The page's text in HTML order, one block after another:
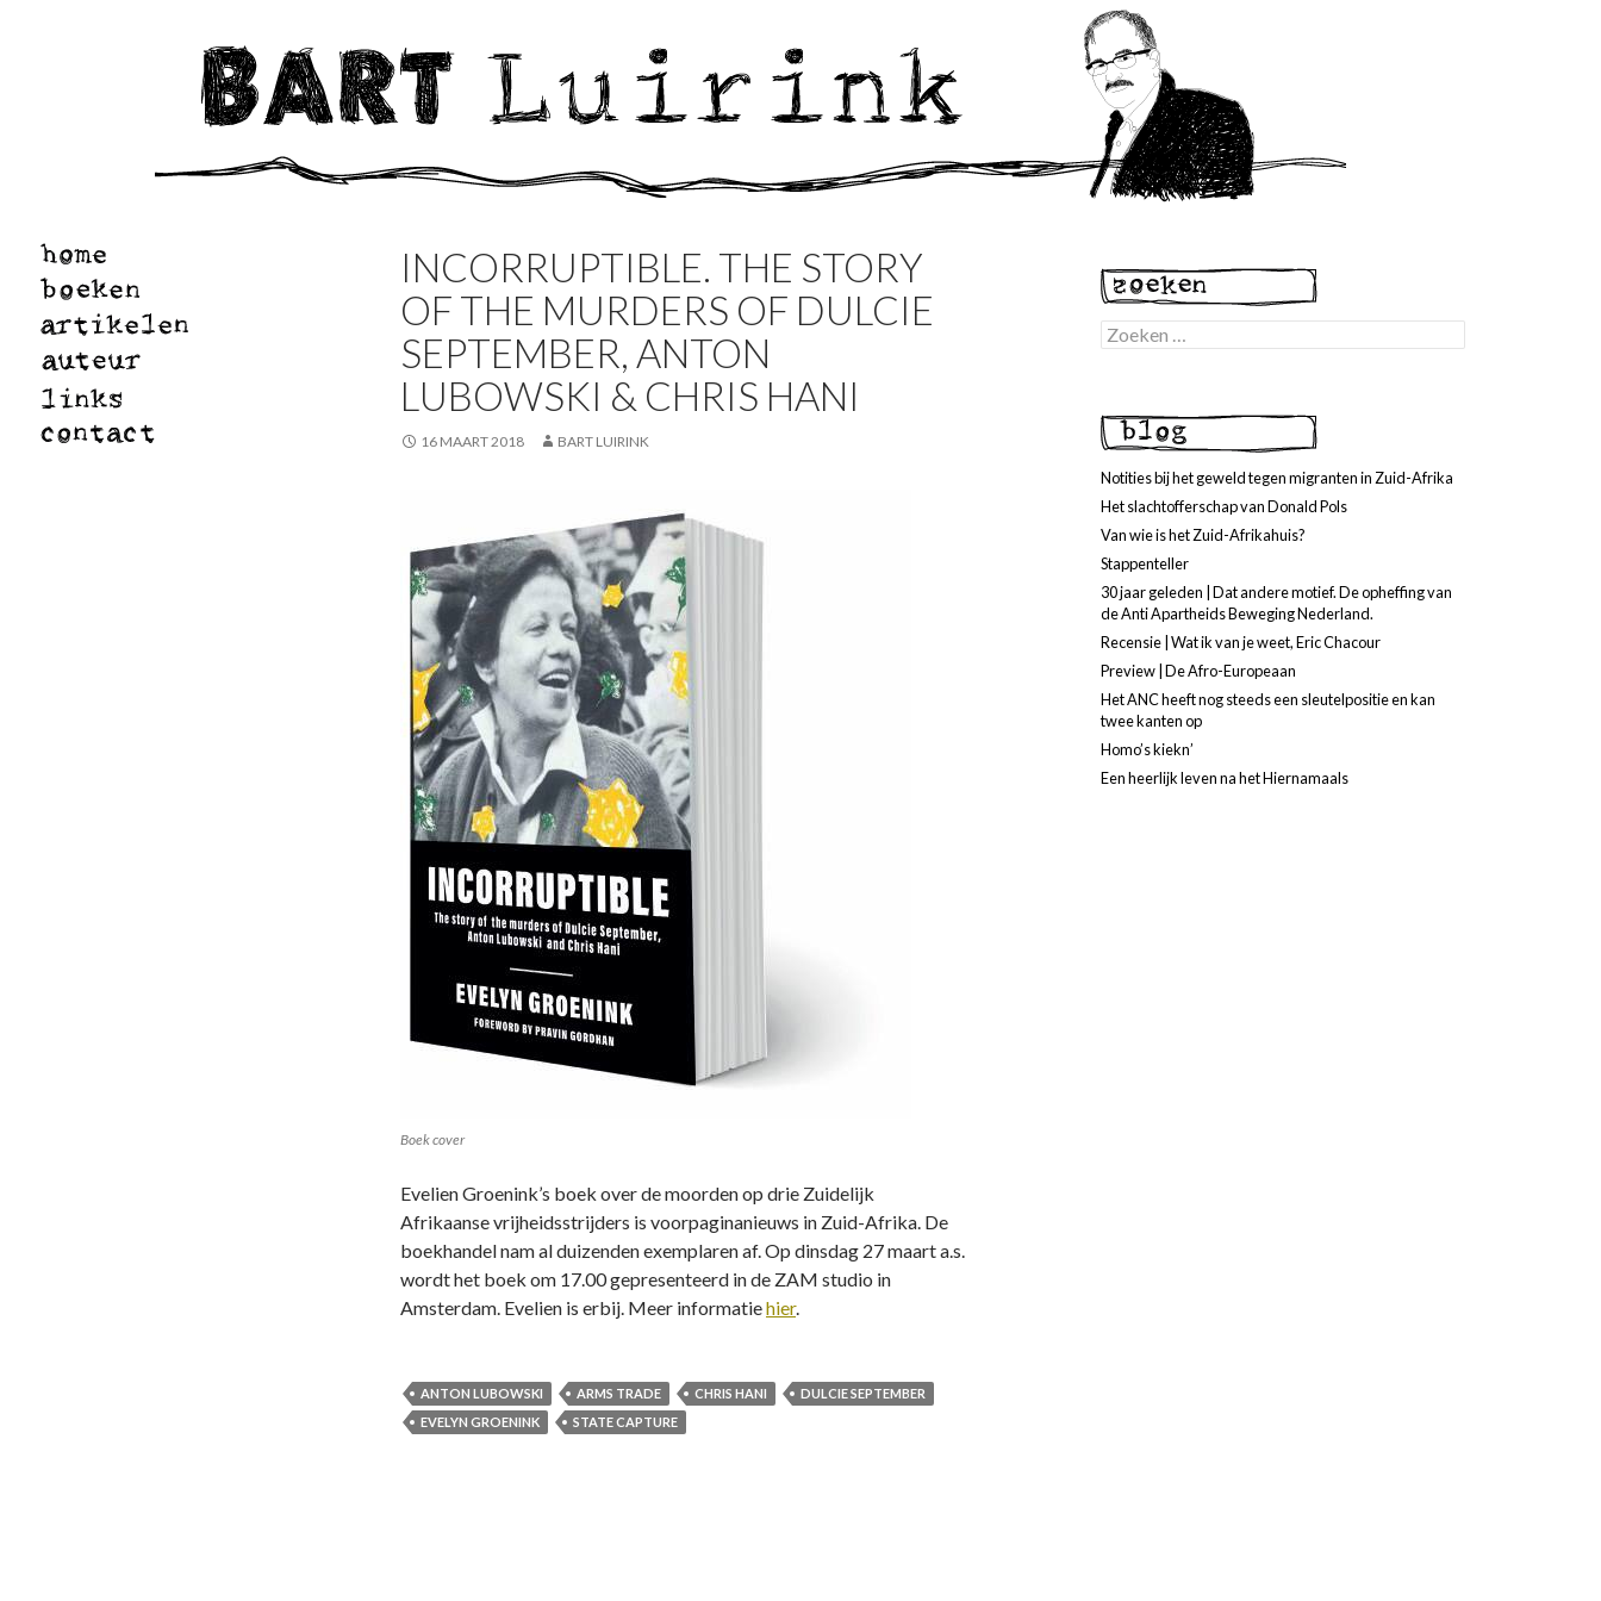
INCORRUPTIBLE. THE STORY
OF THE MURDERS OF DULCIE
SEPTEMBER, ANTON
LUBOWSKI & CHRIS HANI
16 MAART 2018 BART LUIRINK
Boek cover
Evelien Groenink’s boek over de moorden op drie Zuidelijk
Afrikaanse vrijheidsstrijders is voorpaginanieuws in Zuid-Afrika. De
boekhandel nam al duizenden exemplaren af. Op dinsdag 27 maart a.s.
wordt het boek om 17.00 gepresenteerd in de ZAM studio in
Amsterdam. Evelien is erbij. Meer informatiehier.
ANTON LUBOWSKI ARMS TRADE CHRIS HANI
DULCIE SEPTEMBER
EVELYN GROENINK
STATE CAPTURE
Zoeken
naar:
Notities bij het geweld tegen migranten in Zuid-Afrika
Het slachtofferschap van Donald Pols
Van wie is het Zuid-Afrikahuis?
Stappenteller
30 jaar geleden | Dat andere motief. De opheffing van
de Anti Apartheids Beweging Nederland.
Recensie | Wat ik van je weet, Eric Chacour
Preview | De Afro-Europeaan
Het ANC heeft nog steeds een sleutelpositie en kan
twee kanten op
Homo’s kiekn’
Een heerlijk leven na het Hiernamaals